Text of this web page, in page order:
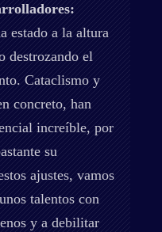
estado a la altura
destrozando el
Cataclismo y
concreto, han
increíble, por
su
ajustes, vamos
talentos con
y a debilitar